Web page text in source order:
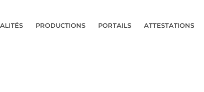
PRODUCTIONS PORTAILS ATTESTATIONS